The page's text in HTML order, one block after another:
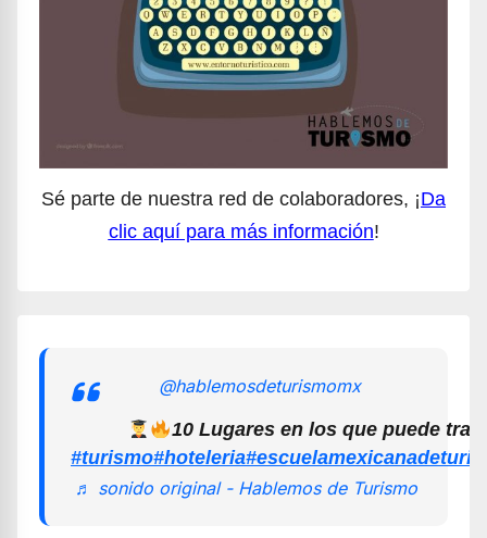
Sé parte de nuestra red de colaboradores, ¡Da
clic aquí para más información!
@hablemosdeturismomx
10 Lugares en los que puede
#turismo#hoteleria
♬ sonido original - Hablemos de Turismo